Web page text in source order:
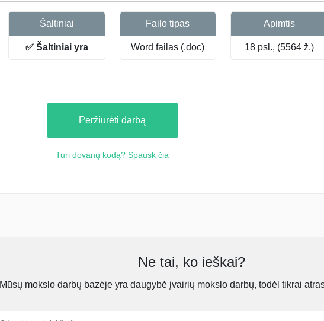
Šaltiniai
✅ Šaltiniai yra
Failo tipas
Word failas (.doc)
Apimtis
18 psl., (5564 ž.)
Peržiūrėti darbą
Turi dovanų kodą? Spausk čia
Ne tai, ko ieškai?
Mūsų mokslo darbų bazėje yra daugybė įvairių mokslo darbų, todėl tikrai